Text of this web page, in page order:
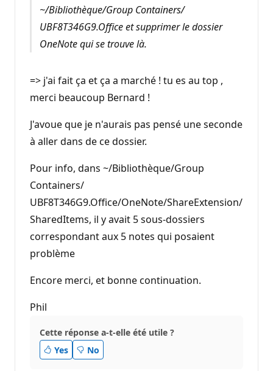
~/Bibliothèque/Group Containers/⁨
UBF8T346G9.Office⁩ et supprimer le dossier
OneNote qui se trouve là.
=> j'ai fait ça et ça a marché ! tu es au top ,
merci beaucoup Bernard !
J'avoue que je n'aurais pas pensé une seconde
à aller dans de ce dossier.
Pour info, dans ~/Bibliothèque/Group
Containers/⁨
UBF8T346G9.Office⁩/OneNote/ShareExtension/
SharedItems, il y avait 5 sous-dossiers
correspondant aux 5 notes qui posaient
problème
Encore merci, et bonne continuation.
Phil
Cette réponse a-t-elle été utile ?
Yes
No